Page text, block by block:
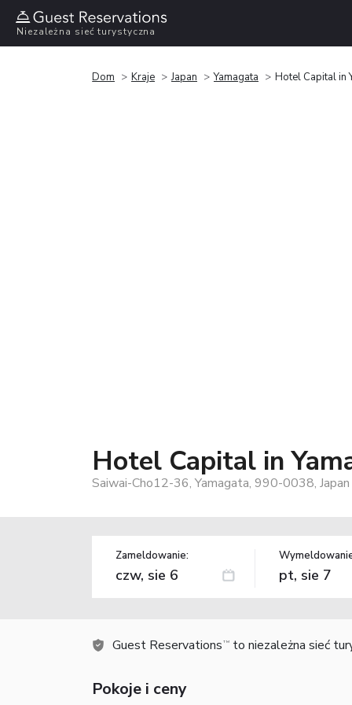
Niezależna sieć turystyczna
Dom Kraje Japan Yamagata Hotel Capital in
Hotel Capital in
Saiwai-Cho12-36, Yamagata, 990-0038, Japan
Zameldowanie:
Guest Reservations TM to niezależna sieć
Pokoje i ceny